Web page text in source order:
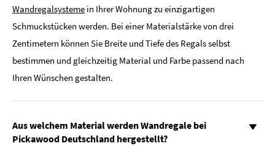
Wandregalsysteme in Ihrer Wohnung zu einzigartigen
Schmuckstücken werden. Bei einer Materialstärke von drei
Zentimetern können Sie Breite und Tiefe des Regals selbst
bestimmen und gleichzeitig Material und Farbe passend nach
Ihren Wünschen gestalten.
Aus welchem Material werden Wandregale bei
Pickawood Deutschland hergestellt?